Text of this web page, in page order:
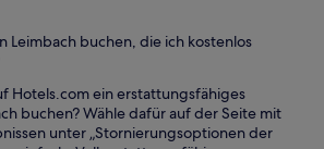
Leimbach buchen, die ich kostenlos
Hotels.com ein erstattungsfähiges
buchen? Wähle dafür auf der Seite mit
unter „Stornierungsoptionen der